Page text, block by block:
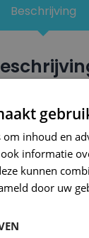
Beschrijving
groter
met
te
SRS bent u aan
kleurnaam
wij dat
om inhoud en
informatie
kunnen
door uw